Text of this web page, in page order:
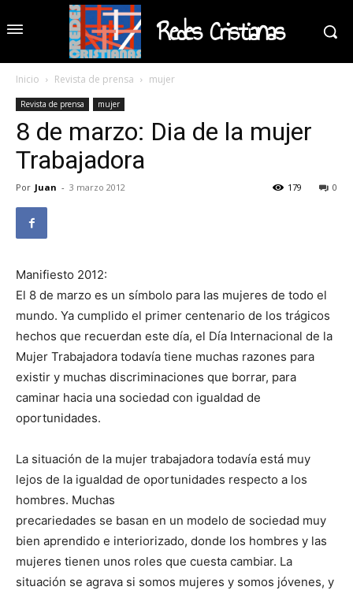
Redes Cristianas
Inicio Revista de prensa mujer
Revista de prensa mujer
8 de marzo: Dia de la mujer
Trabajadora
Por Juan - 3 marzo 2012 0
179
Manifiesto 2012:
El 8 de marzo es un símbolo para las mujeres de todo el
mundo. Ya cumplido el primer centenario de los trágicos
hechos que recuerdan este día, el Día Internacional de la
Mujer Trabajadora todavía tiene muchas razones para
existir y muchas discriminaciones que borrar, para
caminar hacia una sociedad con igualdad de
oportunidades.
La situación de la mujer trabajadora todavía está muy
lejos de la igualdad de oportunidades respecto a los
hombres. Muchas
precariedades se basan en un modelo de sociedad muy
bien aprendido e interiorizado, donde los hombres y las
mujeres tienen unos roles que cuesta cambiar. La
situación se agrava si somos mujeres y somos jóvenes, y